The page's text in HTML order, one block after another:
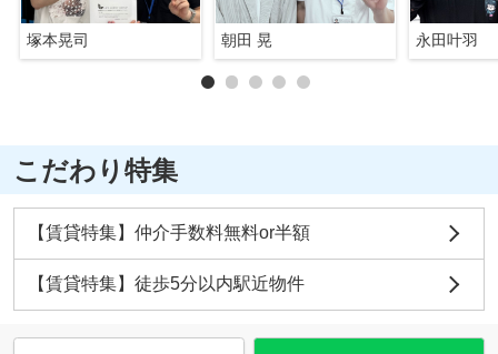
塚本晃司 朝田 晃 永田叶羽
こだわり特集
【賃貸特集】仲介手数料無料or半額
【賃貸特集】徒歩5分以内駅近物件